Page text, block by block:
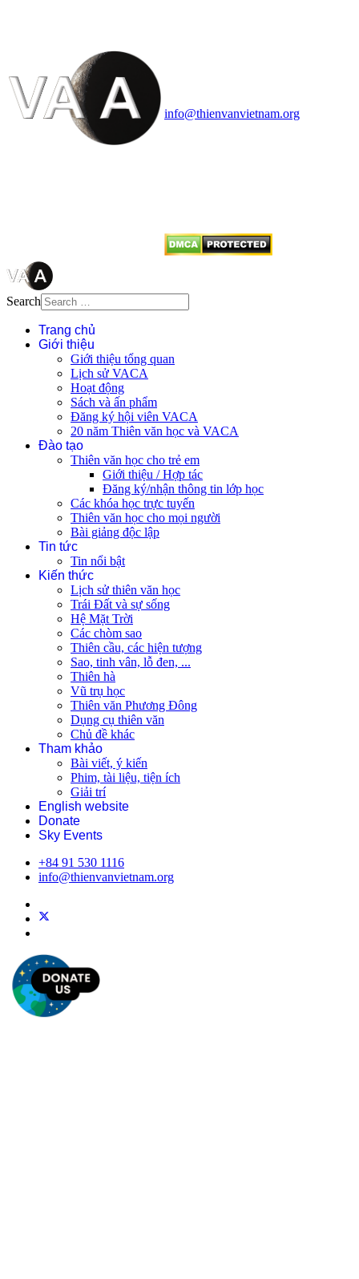
info@thienvanvietnam.org
Search
Trang chủ
Giới thiệu
Giới thiệu tổng quan
Lịch sử VACA
Hoạt động
Sách và ấn phẩm
Đăng ký hội viên VACA
20 năm Thiên văn học và VACA
Đào tạo
Thiên văn học cho trẻ em
Giới thiệu / Hợp tác
Đăng ký/nhận thông tin lớp học
Các khóa học trực tuyến
Thiên văn học cho mọi người
Bài giảng độc lập
Tin tức
Tin nổi bật
Kiến thức
Lịch sử thiên văn học
Trái Đất và sự sống
Hệ Mặt Trời
Các chòm sao
Thiên cầu, các hiện tượng
Sao, tinh vân, lỗ đen, ...
Thiên hà
Vũ trụ học
Thiên văn Phương Đông
Dụng cụ thiên văn
Chủ đề khác
Tham khảo
Bài viết, ý kiến
Phim, tài liệu, tiện ích
Giải trí
English website
Donate
Sky Events
+84 91 530 1116
info@thienvanvietnam.org